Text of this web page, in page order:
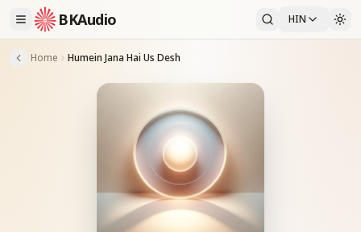
BKAudio HIN
Home Humein Jana Hai Us Desh